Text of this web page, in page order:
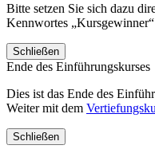
Bitte setzen Sie sich dazu
Kennwortes
Schließen
Ende des Einführungskurses
Dies ist das Ende des
Weiter mit dem
Schließen